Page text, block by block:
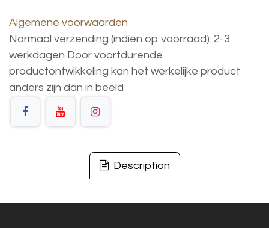
Algemene voorwaarden
Normaal verzending (indien op voorraad): 2-3
werkdagen Door voortdurende
productontwikkeling kan het werkelijke product
anders zijn dan in beeld
Description